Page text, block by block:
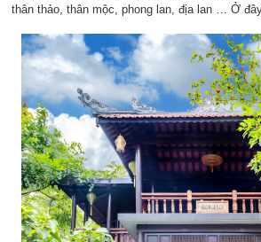
thân thảo, thân mộc, phong lan, địa lan … Ở